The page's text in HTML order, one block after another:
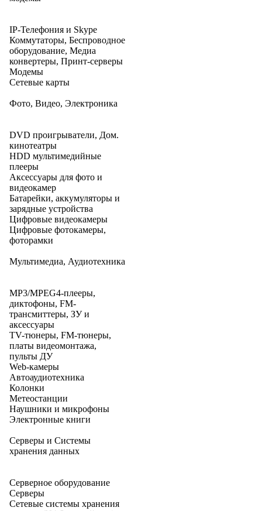
IP-Телефония и Skype
Коммутаторы, Беспроводное
оборудование, Медиа
конвертеры, Принт-серверы
Модемы
Сетевые карты
Фото, Видео, Электроника
DVD проигрыватели, Дом.
кинотеатры
HDD мультимедийные
плееры
Аксессуары для фото и
видеокамер
Батарейки, аккумуляторы и
зарядные устройства
Цифровые видеокамеры
Цифровые фотокамеры,
фоторамки
Мультимедиа, Аудиотехника
MP3/MPEG4-плееры,
диктофоны, FM-
трансмиттеры, ЗУ и
аксессуары
TV-тюнеры, FM-тюнеры,
платы видеомонтажа,
пульты ДУ
Web-камеры
Автоаудиотехника
Колонки
Метеостанции
Наушники и микрофоны
Электронные книги
Серверы и Системы
хранения данных
Серверное оборудование
Серверы
Сетевые системы хранения